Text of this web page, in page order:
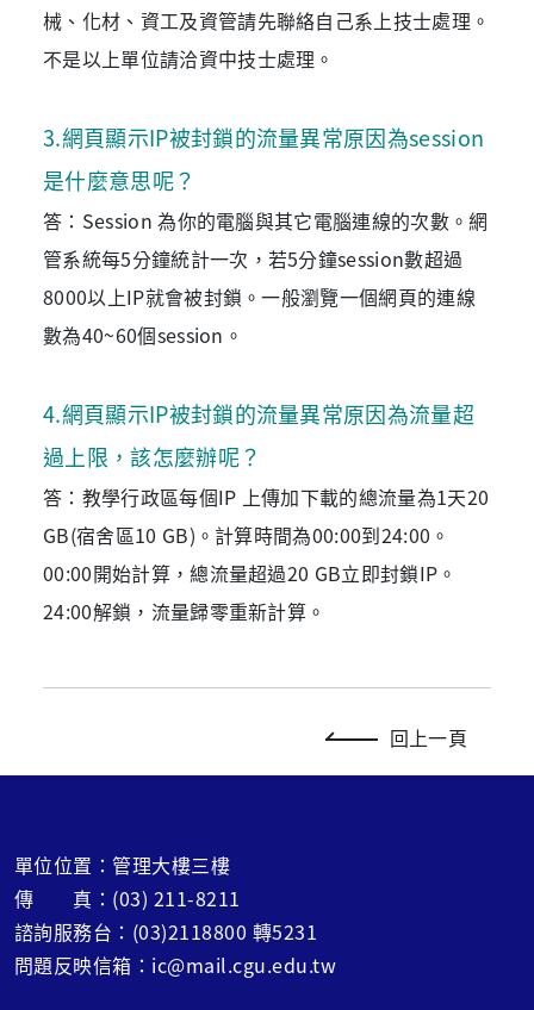
械、化材、資工及資管請先聯絡自己系上技士處理。
不是以上單位請洽資中技士處理。
3.網頁顯示IP被封鎖的流量異常原因為session
是什麼意思呢？
答：Session 為你的電腦與其它電腦連線的次數。網
管系統每5分鐘統計一次，若5分鐘session數超過
8000以上IP就會被封鎖。一般瀏覽一個網頁的連線
數為40~60個session。
4.網頁顯示IP被封鎖的流量異常原因為流量超
過上限，該怎麼辦呢？
答：教學行政區每個IP 上傳加下載的總流量為1天20
GB(宿舍區10 GB)。計算時間為00:00到24:00。
00:00開始計算，總流量超過20 GB立即封鎖IP。
24:00解鎖，流量歸零重新計算。
回上一頁
單位位置：管理大樓三樓
傳 真：(03) 211-8211
諮詢服務台：(03)2118800 轉5231
問題反映信箱：ic@mail.cgu.edu.tw